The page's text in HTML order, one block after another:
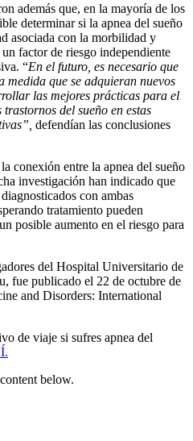
además que, en la mayoría de los
determinar si la apnea del sueño
asociada con la morbilidad y
factor de riesgo independiente
“En el futuro, es necesario que
medida que se adquieran nuevos
las mejores prácticas para el
del sueño en estas
defendían las conclusiones
conexión entre la apnea del sueño
investigación han indicado que
con ambas
tratamiento pueden
posible aumento en el riesgo para
del Hospital Universitario de
fue publicado el 22 de octubre de
and Disorders: International
de viaje si sufres apnea del
below.